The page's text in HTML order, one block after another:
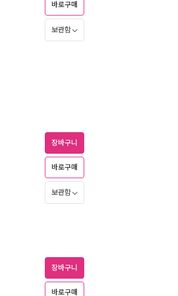
바로구매
보관함
장바구니
바로구매
보관함
장바구니
바로구매